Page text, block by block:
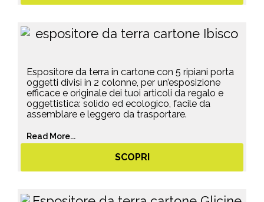
Espositore da terra in cartone con 5 ripiani porta
oggetti divisi in 2 colonne, per un’esposizione
efficace e originale dei tuoi articoli da regalo e
oggettistica: solido ed ecologico, facile da
assemblare e leggero da trasportare.
Read More...
SCOPRI